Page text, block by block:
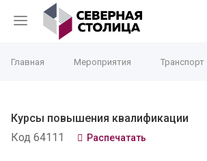
Главная Мероприятия Транспорт
Курсы повышения квалификации
Код 64111
Распечатать